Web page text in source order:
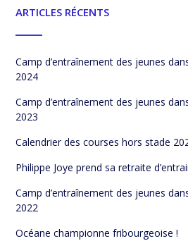
ARTICLES RÉCENTS
Camp d’entraînement des jeunes
2024
Camp d’entraînement des jeunes
2023
Calendrier des courses hors stade
Philippe Joye prend sa retraite
Camp d’entraînement des jeunes
2022
Océane championne fribourgeoise !